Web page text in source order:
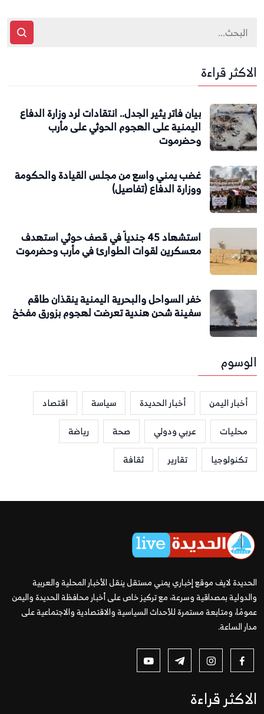
الاكثر قراءة
بيان فاتر يثير الجدل.. انتقادات لرد وزارة الدفاع
اليمنية على الهجوم الحوثي على مأرب
وحضرموت
غضب يمني واسع من مجلس القيادة والحكومة
ووزارة الدفاع (تفاصيل)
استشهاد 45 جندياً في قصف حوثي استهدف
معسكرين لقوات الطوارئ في مأرب وحضرموت
خفر السواحل والبحرية اليمنية ينقذان طاقم
سفينة شحن هندية تعرضت لهجوم بزورق مفخخ
الوسوم
أخبار اليمن أخبار الحديدة سياسة
اقتصاد
محليات
عربي ودولي صحة
رياضة
تكنولوجيا
تقارير ثقافة
الحديدة لايف موقع إخباري يمني مستقل ينقل الأخبار المحلية والعربية
والدولية بمصداقية وسرعة، مع تركيز خاص على أخبار محافظة الحديدة واليمن
عمومًا، ومتابعة مستمرة للأحداث السياسية والاقتصادية والاجتماعية على
مدار الساعة.
الاكثر قراءة